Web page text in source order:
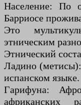
Население: По
Барриосе
Это
этническим
Этнический
Ладино (метисы):
испанском языке.
Гарифуна:
африканских